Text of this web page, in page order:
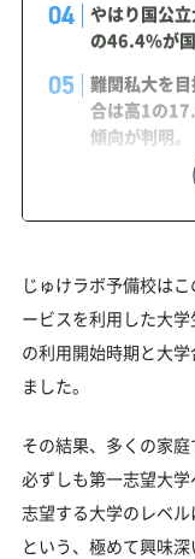
やはり国公
の46.4%が国
難関私大を
合は高1の
傾向が判明。
最難関の医
『じゅけラ
超えるカリ
月額16,280円(税
強を
最適な「勉強時
徒一人ひとりに
じゅけラボ予
じゅけラボ予備校は
ービスを利用した大
の利用開始時期と大
ました。
その結果、多くの家庭
必ずしも第一志望大
志望する大学のレベ
という、極めて興味深